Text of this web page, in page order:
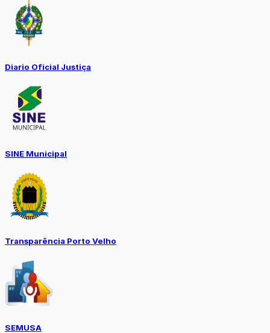
Diario Oficial Justiça
SINE Municipal
Transparência Porto Velho
SEMUSA